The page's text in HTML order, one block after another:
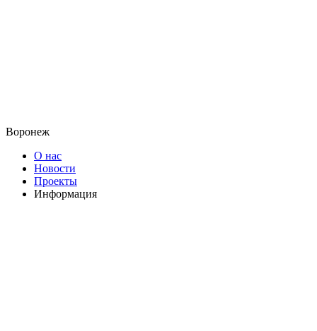
Воронеж
О нас
Новости
Проекты
Информация